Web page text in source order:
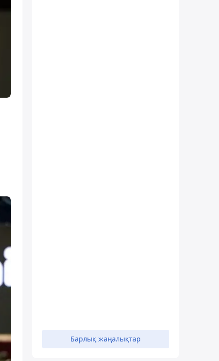
Барлық жаңалықтар